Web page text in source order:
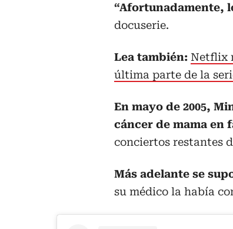
“Afortunadamente,
docuserie.
Lea también: Netflix
última parte de la
En mayo de 2005,
cáncer de mama en
conciertos restantes
Más adelante se
su médico la había